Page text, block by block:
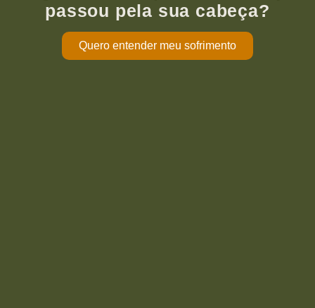
passou pela sua cabeça?
Quero entender meu sofrimento